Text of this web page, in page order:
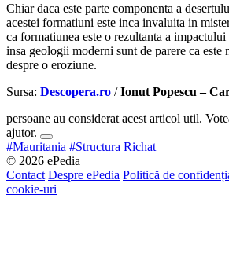
Chiar daca este parte componenta a
acestei formatiuni este inca invaluita in
ca formatiunea este o rezultanta a
insa geologii moderni sunt de parere ca este
despre o eroziune.
Sursa: Descopera.ro /Ionut Popescu –
persoane au considerat acest articol util.
ajutor.
#Mauritania #Structura Richat
© 2026 ePedia
Contact Despre ePedia Politică de
cookie-uri